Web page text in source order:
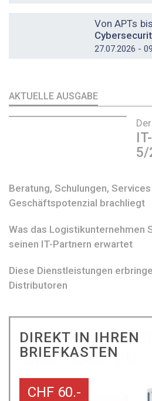
Von APTs
27.07.2026 -
AKTUELLE AUSGABE
5/
Beratung, Schulungen,
Geschäftspotenzial brachliegt
Was das Logistikunternehmen
seinen IT-Partnern erwartet
Diese Dienstleistungen
Distributoren
DIREKT IN IHREN
BRIEFKASTEN
CHF 60.-